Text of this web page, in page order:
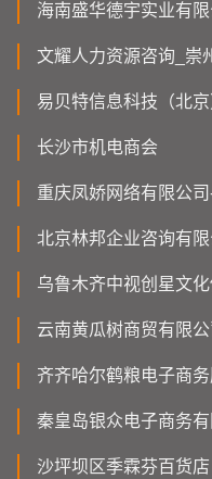
海南盛华德宇实业有限
文耀人力资源咨询_崇
易贝特信息科技（北
长沙市机电商会
重庆凤娇网络有限公司
北京林邦企业咨询有限
乌鲁木齐中视创星文
云南黄瓜树商贸有限公
齐齐哈尔鹤粮电子商
秦皇岛银众电子商务有
沙坪坝区季霖芬百货店